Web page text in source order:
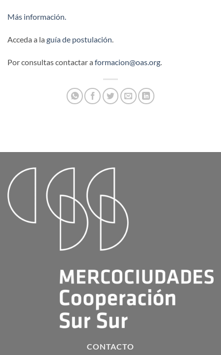
Más información.
Acceda a la guía de postulación.
Por consultas contactar a formacion@oas.org.
CONTACTO